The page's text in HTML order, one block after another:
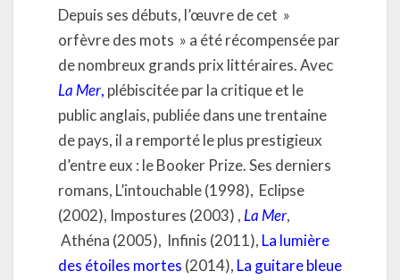
Depuis ses débuts, l’œuvre de cet »
orfèvre des mots » a été récompensée par
de nombreux grands prix littéraires. Avec
La Mer, plébiscitée par la critique et le
public anglais, publiée dans une trentaine
de pays, il a remporté le plus prestigieux
d’entre eux : le Booker Prize. Ses derniers
romans, L’intouchable (1998), Eclipse
(2002), Impostures (2003) , La Mer,
Athéna (2005), Infinis (2011), La lumière
des étoiles mortes (2014), La guitare bleue